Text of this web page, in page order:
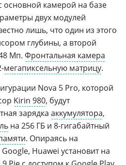
основной камерой на базе
двух модулей
лишь, что один из этого
глубины, а второй
Мп. Фронтальная камера
мегапиксельную матрицу.
Nova 5 Pro, которой
Kirin 980, будут
зарядка аккумулятора,
на 256 ГБ и 8-гигабайтный
. Опираясь на
Huawei установит на